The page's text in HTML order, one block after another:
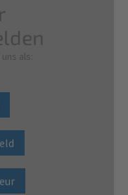
als: